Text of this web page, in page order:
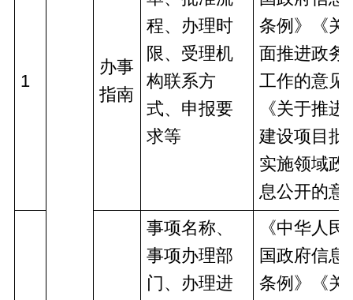
1
办事
指南
程、办理时
限、受理机
构联系方
式、申报要
求等
条例》《关
面推进政务
工作的意见
《关于推进
建设项目批
实施领域政
息公开的意
事项名称、
事项办理部
门、办理进
《中华人民
国政府信息
条例》《关